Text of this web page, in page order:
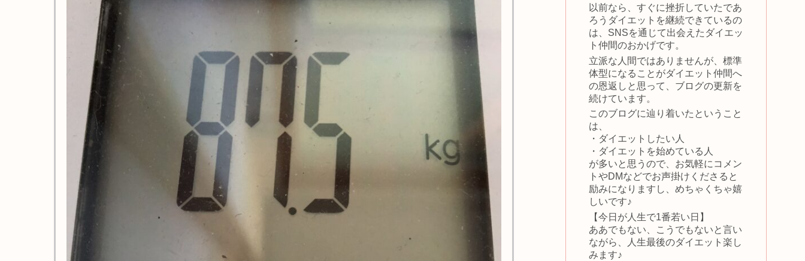
以前なら、すぐに挫折していたであ
ろうダイエットを継続できているの
は、SNSを通じて出会えたダイエッ
ト仲間のおかげです。
立派な人間ではありませんが、標準
体型になることがダイエット仲間へ
の恩返しと思って、ブログの更新を
続けています。
このブログに辿り着いたということ
は、
・ダイエットしたい人
・ダイエットを始めている人
が多いと思うので、お気軽にコメン
トやDMなどでお声掛けくださると
励みになりますし、めちゃくちゃ嬉
しいです♪
【今日が人生で1番若い日】
ああでもない、こうでもないと言い
ながら、人生最後のダイエット楽し
みます♪